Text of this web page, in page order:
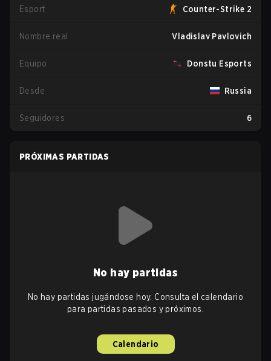
Esport Counter-Strike 2
Nombre real Vladislav Pavlovich
Equipo Donstu Esports
Desde Russia
Seguidores 6
PRÓXIMAS PARTIDAS
No hay partidas
No hay partidas jugándose hoy. Consulta el calendario
para partidas pasados y próximos.
Calendario